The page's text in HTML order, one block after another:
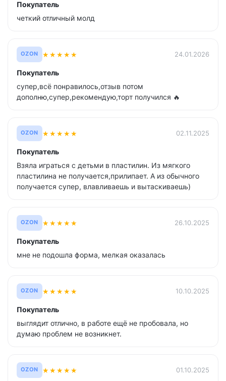
Покупатель
четкий отличный молд
OZON ★★★★★ 24.01.2026
Покупатель
супер,всё понравилось,отзыв потом
дополню,супер,рекомендую,торт получился 🔥
OZON ★★★★★ 02.11.2025
Покупатель
Взяла играться с детьми в пластилин. Из мягкого
пластилина не получается,прилипает. А из обычного
получается супер, влавливаешь и вытаскиваешь)
OZON ★★★★★ 26.10.2025
Покупатель
мне не подошла форма, мелкая оказалась
OZON ★★★★★ 10.10.2025
Покупатель
выглядит отлично, в работе ещё не пробовала, но
думаю проблем не возникнет.
OZON ★★★★★ 01.10.2025